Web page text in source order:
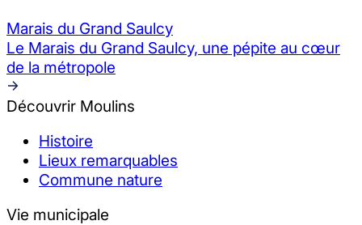
Marais du Grand Saulcy
Le Marais du Grand Saulcy, une pépite au cœur
de la métropole
Découvrir Moulins
Histoire
Lieux remarquables
Commune nature
Vie municipale